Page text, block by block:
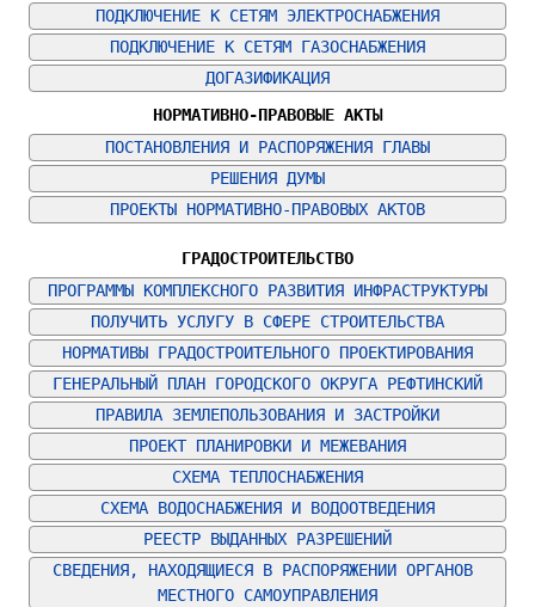
ПОДКЛЮЧЕНИЕ К СЕТЯМ ЭЛЕКТРОСНАБЖЕНИЯ
ПОДКЛЮЧЕНИЕ К СЕТЯМ ГАЗОСНАБЖЕНИЯ
ДОГАЗИФИКАЦИЯ
НОРМАТИВНО-ПРАВОВЫЕ АКТЫ
ПОСТАНОВЛЕНИЯ И РАСПОРЯЖЕНИЯ ГЛАВЫ
РЕШЕНИЯ ДУМЫ
ПРОЕКТЫ НОРМАТИВНО-ПРАВОВЫХ АКТОВ
ГРАДОСТРОИТЕЛЬСТВО
ПРОГРАММЫ КОМПЛЕКСНОГО РАЗВИТИЯ ИНФРАСТРУКТУРЫ
ПОЛУЧИТЬ УСЛУГУ В СФЕРЕ СТРОИТЕЛЬСТВА
НОРМАТИВЫ ГРАДОСТРОИТЕЛЬНОГО ПРОЕКТИРОВАНИЯ
ГЕНЕРАЛЬНЫЙ ПЛАН ГОРОДСКОГО ОКРУГА РЕФТИНСКИЙ
ПРАВИЛА ЗЕМЛЕПОЛЬЗОВАНИЯ И ЗАСТРОЙКИ
ПРОЕКТ ПЛАНИРОВКИ И МЕЖЕВАНИЯ
СХЕМА ТЕПЛОСНАБЖЕНИЯ
СХЕМА ВОДОСНАБЖЕНИЯ И ВОДООТВЕДЕНИЯ
РЕЕСТР ВЫДАННЫХ РАЗРЕШЕНИЙ
СВЕДЕНИЯ, НАХОДЯЩИЕСЯ В РАСПОРЯЖЕНИИ ОРГАНОВ
МЕСТНОГО САМОУПРАВЛЕНИЯ